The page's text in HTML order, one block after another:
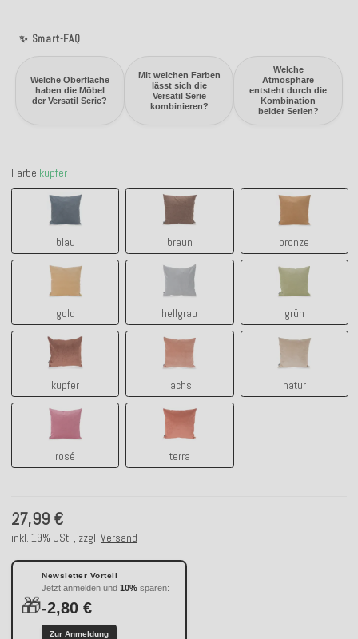
✨ Smart-FAQ
Welche Oberfläche
haben die Möbel
der Versatil Serie?
Mit welchen Farben
lässt sich die
Versatil Serie
kombinieren?
Welche
Atmosphäre
entsteht durch die
Kombination
beider Serien?
Farbe kupfer
blau
blau
braun
braun
bronze
bronze
gold
gold
hellgrau
hellgrau
grün
grün
kupfer
kupfer
lachs
lachs
natur
natur
rosé
rosé
terra
terra
27,99 €
inkl. 19% USt. , zzgl. Versand
🎁
Newsletter Vorteil
Jetzt anmelden und 10% sparen:
-2,80 €
Zur Anmeldung